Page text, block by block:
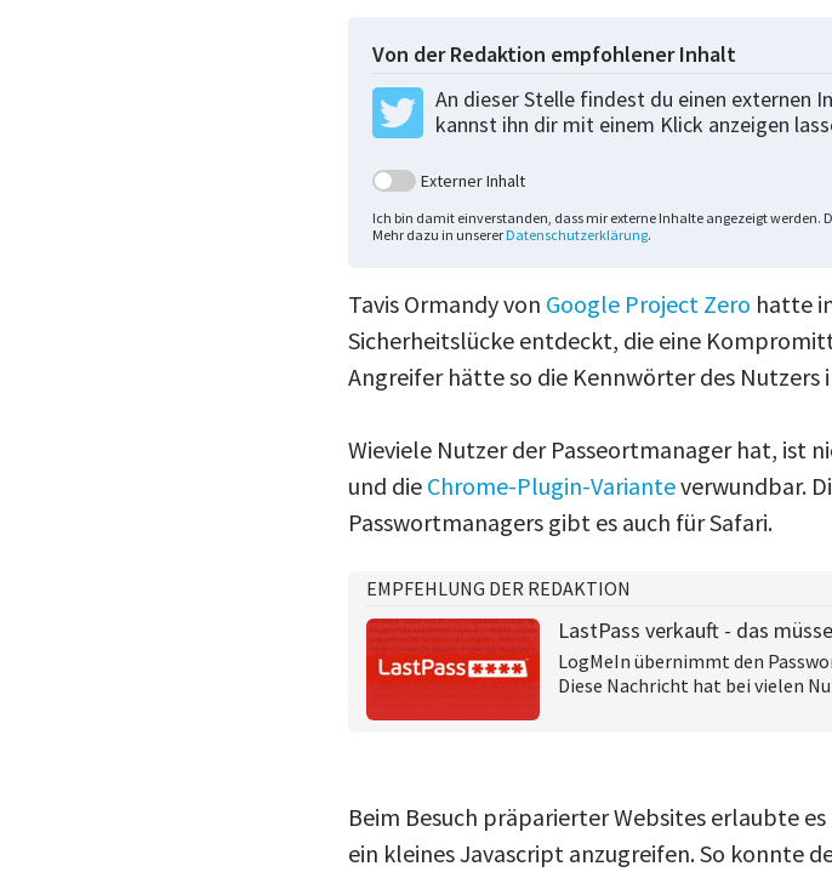
Von der Redaktion empfohlener Inhalt
An dieser Stelle findest du einen externen
kannst ihn dir mit einem Klick anzeigen
Externer Inhalt
Ich bin damit einverstanden, dass mir externe Inhalte angezeigt
Mehr dazu in unserer Datenschutzerklärung.
Tavis Ormandy von Google Project Zero hatte
Sicherheitslücke entdeckt, die eine
Angreifer hätte so die Kennwörter des
Wieviele Nutzer der Passeortmanager hat, ist
und die Chrome-Plugin-Varianteverwundbar.
Passwortmanagers gibt es auch für Safari.
EMPFEHLUNG DER REDAKTION
LastPass verkauft - das
LogMeIn übernimmt den
Diese Nachricht hat bei vielen
Beim Besuch präparierter Websites erlaubte
ein kleines Javascript anzugreifen. So konnte